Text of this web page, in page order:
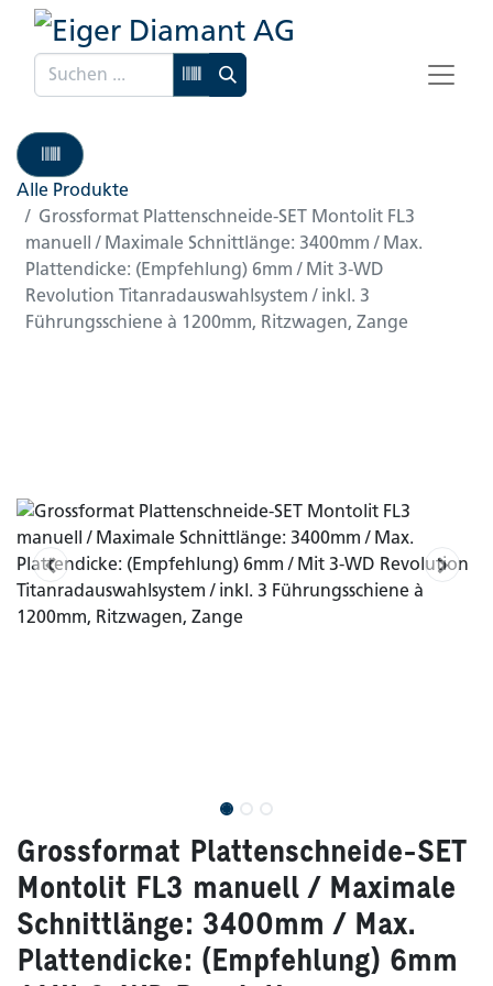
Alle Produkte
Grossformat Plattenschneide-SET Montolit FL3
manuell / Maximale Schnittlänge: 3400mm / Max.
Plattendicke: (Empfehlung) 6mm / Mit 3-WD
Revolution Titanradauswahlsystem / inkl. 3
Führungsschiene à 1200mm, Ritzwagen, Zange
Grossformat Plattenschneide-SET
Montolit FL3 manuell / Maximale
Schnittlänge: 3400mm / Max.
Plattendicke: (Empfehlung) 6mm